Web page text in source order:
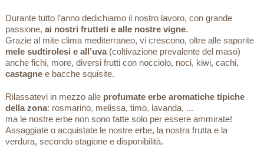
Durante tutto l’anno dedichiamo il nostro lavoro, con grande
passione, ai nostri frutteti e alle nostre vigne.
Grazie al mite clima mediterraneo, vi crescono, oltre alle saporite
mele sudtirolesi e all’uva(coltivazione prevalente del maso)
anche fichi, more, diversi frutti con nocciolo, noci, kiwi, cachi,
castagnee bacche squisite.
Rilassatevi in mezzo alle profumate erbe aromatiche tipiche
della zona: rosmarino, melissa, timo, lavanda, ...
ma le nostre erbe non sono fatte solo per essere ammirate!
Assaggiate o acquistate le nostre erbe, la nostra frutta e la
verdura, secondo stagione e disponibilità.